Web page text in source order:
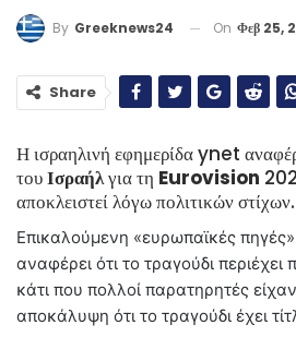
By Greeknews24 On Φεβ 25,
Share
Η ισραηλινή εφημερίδα ynet
τουΙσραήλγια τη Eurovision
αποκλειστεί λόγω πολιτικών στίχων.
Επικαλούμενη «ευρωπαϊκές
αναφέρει ότι το τραγούδι περιέχει
κάτι που πολλοί παρατηρητές
αποκάλυψη ότι το τραγούδι έχει